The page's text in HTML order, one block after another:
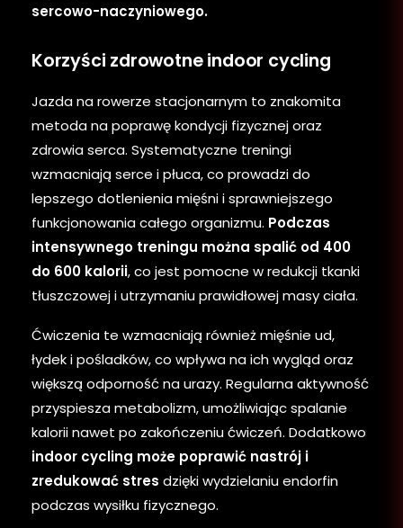
sercowo-naczyniowego.
Korzyści zdrowotne indoor cycling
Jazda na rowerze stacjonarnym to znakomita
metoda na poprawę kondycji fizycznej oraz
zdrowia serca. Systematyczne treningi
wzmacniają serce i płuca, co prowadzi do
lepszego dotlenienia mięśni i sprawniejszego
funkcjonowania całego organizmu. Podczas
intensywnego treningu można spalić od 400
do 600 kalorii, co jest pomocne w redukcji tkanki
tłuszczowej i utrzymaniu prawidłowej masy ciała.
Ćwiczenia te wzmacniają również mięśnie ud,
łydek i pośladków, co wpływa na ich wygląd oraz
większą odporność na urazy. Regularna aktywność
przyspiesza metabolizm, umożliwiając spalanie
kalorii nawet po zakończeniu ćwiczeń. Dodatkowo
indoor cycling może poprawić nastrój i
zredukować stres dzięki wydzielaniu endorfin
podczas wysiłku fizycznego.